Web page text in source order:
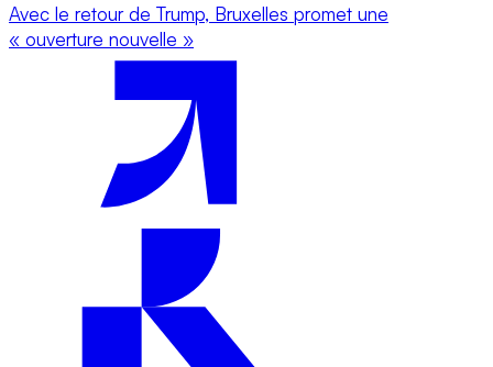
Avec le retour de Trump, Bruxelles promet une
« ouverture nouvelle »